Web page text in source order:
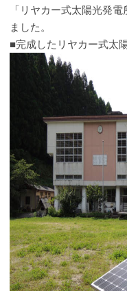
「リヤカー式太陽光発
ました。
■完成したリヤカー式太